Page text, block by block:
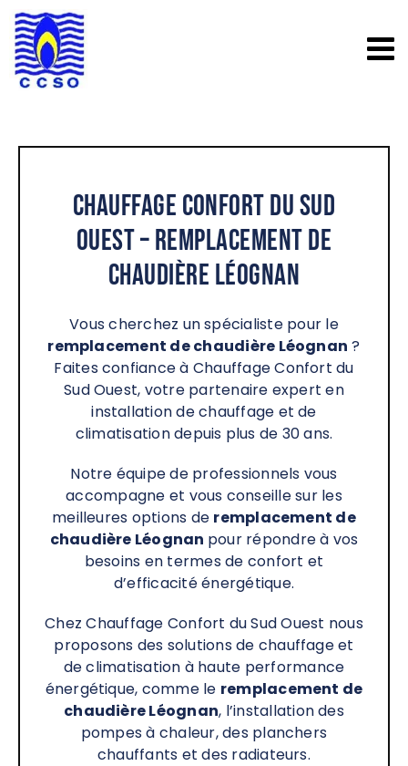
Passer
au
contenu
Chauffage Confort du Sud
Ouest – Remplacement de
chaudière Léognan
Vous cherchez un spécialiste pour le
remplacement de chaudière Léognan ?
Faites confiance à Chauffage Confort du
Sud Ouest, votre partenaire expert en
installation de chauffage et de
climatisation depuis plus de 30 ans.
Notre équipe de professionnels vous
accompagne et vous conseille sur les
meilleures options de remplacement de
chaudière Léognan pour répondre à vos
besoins en termes de confort et
d’efficacité énergétique.
Chez Chauffage Confort du Sud Ouest nous
proposons des solutions de chauffage et
de climatisation à haute performance
énergétique, comme le remplacement de
chaudièreLéognan, l’installation des
pompes à chaleur, des planchers
chauffants et des radiateurs.